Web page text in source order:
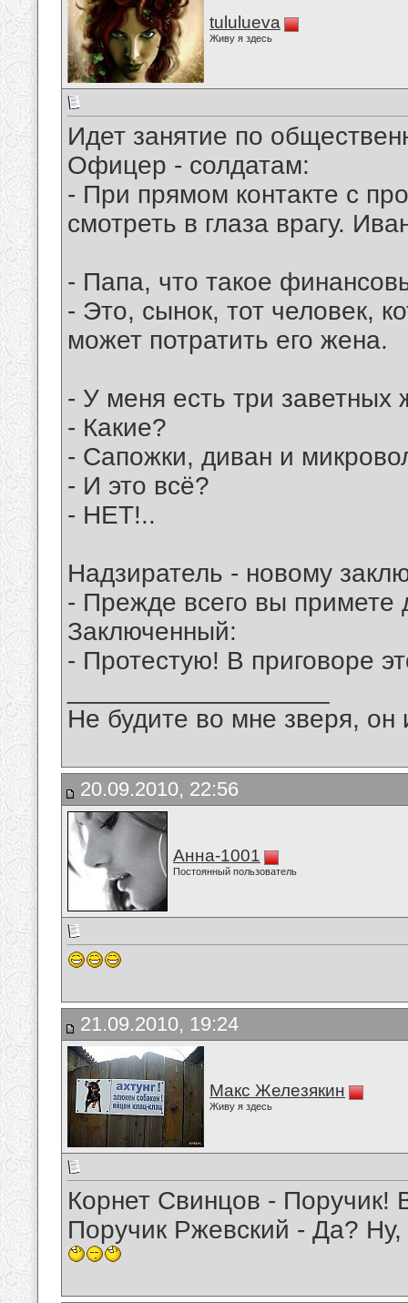
tululueva
Живу я здесь
Идет занятие по
Офицер - солдатам:
- При прямом контакте с
смотреть в глаза врагу.
- Папа, что такое
- Это, сынок, тот человек,
может потратить его жена.
- У меня есть три заветных
- Какие?
- Сапожки, диван и
- И это всё?
- НЕТ!..
Надзиратель - новому
- Прежде всего вы примете
Заключенный:
- Протестую! В приговоре
Не будите во мне зверя, он
20.09.2010, 22:56
Анна-1001
Постоянный пользователь
21.09.2010, 19:24
Макс Железякин
Живу я здесь
Корнет Свинцов -
Поручик Ржевский - Да?